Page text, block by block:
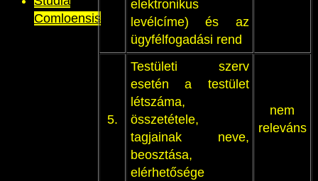
Comloensis
elektronikus
levélcíme) és az
ügyfélfogadási rend
5.
Testületi szerv
esetén a testület
létszáma,
összetétele,
tagjainak neve,
beosztása,
elérhetősége
nem
releváns